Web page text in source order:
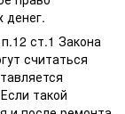
денег.
ст.1 Закона
считаться
такой